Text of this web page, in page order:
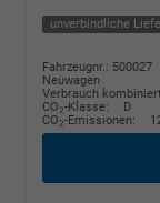
unverbindliche
Fahrzeugnr.: 500027
Neuwagen
Verbrauch
CO2-Klasse:
D
CO2-Emissionen: